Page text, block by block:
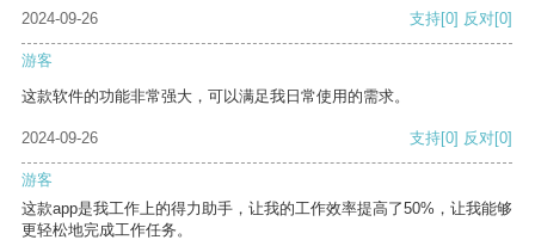
2024-09-26
支持[0] 反对[0]
游客
这款软件的功能非常强大，可以满足我日常使用的需求。
2024-09-26 支持[0] 反对[0]
游客
这款app是我工作上的得力助手，让我的工作效率提高了50%，让我能够
更轻松地完成工作任务。